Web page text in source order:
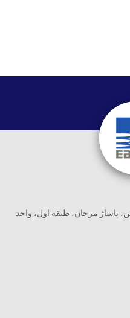
پاساژ مرجان، طبقه اول، واحد